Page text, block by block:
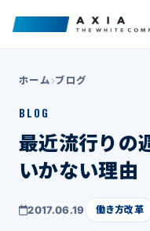
ホーム ブログ
BLOG
最近流行りの
いかない理由
2017.06.19 働き方改革